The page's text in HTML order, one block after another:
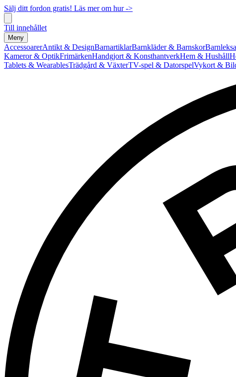
Sälj ditt fordon gratis! Läs mer om hur ->
Till innehållet
Meny
AccessoarerAntikt & DesignBarnartiklarBarnkläder & Barnskor
Kameror & OptikFrimärkenHandgjort & KonsthantverkHem & Hushåll
Tablets & WearablesTrädgård & VäxterTV-spel & DatorspelVykort &